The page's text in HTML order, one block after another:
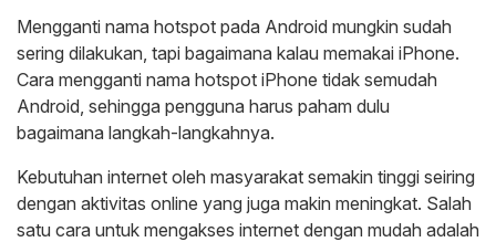
Mengganti nama hotspot pada Android mungkin sudah
sering dilakukan, tapi bagaimana kalau memakai iPhone.
Cara mengganti nama hotspot iPhone tidak semudah
Android, sehingga pengguna harus paham dulu
bagaimana langkah-langkahnya.
Kebutuhan internet oleh masyarakat semakin tinggi seiring
dengan aktivitas online yang juga makin meningkat. Salah
satu cara untuk mengakses internet dengan mudah adalah